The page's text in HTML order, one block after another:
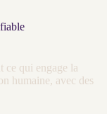
ce qui engage la
humaine, avec des